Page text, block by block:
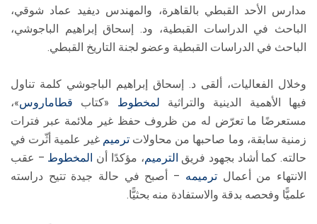
مدارس الأحد القبطي بالقاهرة، والمهندس ديفيد عماد شوقي،
الباحث في الدراسات القبطية، ود. إسحاق إبراهيم الباجوشي،
الباحث في الدراسات القبطية وعضو لجنة التاريخ القبطي.
وخلال الفعاليات، ألقى د. إسحاق إبراهيم الباجوشي كلمة تناول
فيها الأهمية الدينية والتراثية لمخطوط «كتاب قطاماروس»،
مستعرضًا ما تعرّض له من ظروف حفظ غير ملائمة عبر فترات
زمنية سابقة، وما صاحبها من محاولاتترميم غير علمية أثّرت في
حالته. كما أشاد بجهود فريق الترميم، مؤكدًا أن المخطوط – عقب
الانتهاء من أعمالترميمه – أصبح في حالة جيدة تتيح دراسته
علميًّا وفحصه بدقة والاستفادة منه بحثيًّا.